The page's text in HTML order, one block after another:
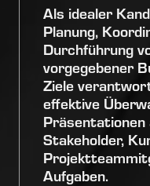
Als idealer
Planung,
Durchführung
vorgegebener
Ziele
effektive
Präsentationen
Stakeholder,
Aufgaben.